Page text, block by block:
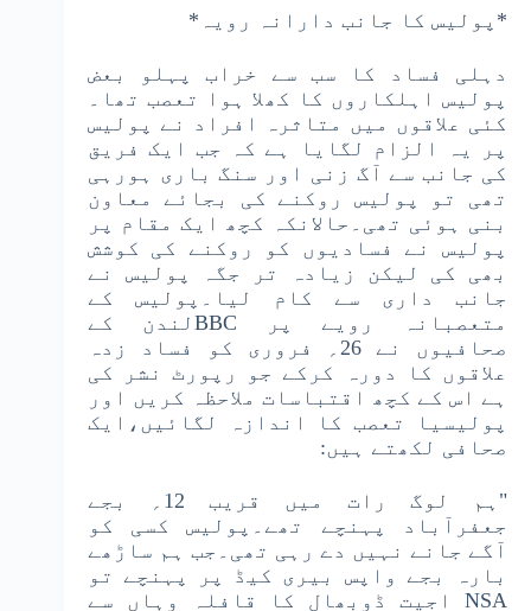
*پولیس کا جانب دارانہ رویہ*
دہلی فساد کا سب سے خراب پہلو بعض
پولیس اہلکاروں کا کھلا ہوا تعصب تھا۔
کئی علاقوں میں متاثرہ افراد نے پولیس
پر یہ الزام لگایا ہے کہ جب ایک فریق
کی جانب سے آگ زنی اور سنگ باری ہورہی
تھی تو پولیس روکنے کی بجائے معاون
بنی ہوئی تھی۔حالانکہ کچھ ایک مقام پر
پولیس نے فسادیوں کو روکنے کی کوشش
بھی کی لیکن زیادہ تر جگہ پولیس نے
جانب داری سے کام لیا۔پولیس کے
متعصبانہ رویے پر BBCلندن کے
صحافیوں نے 26؍ فروری کو فساد زدہ
علاقوں کا دورہ کرکے جو رپورٹ نشر کی
ہے اس کے کچھ اقتباسات ملاحظہ کریں اور
پولیسیا تعصب کا اندازہ لگائیں،ایک
صحافی لکھتے ہیں:
"ہم لوگ رات میں قریب 12؍ بجے
جعفرآباد پہنچے تھے۔پولیس کسی کو
آگے جانے نہیں دے رہی تھی۔جب ہم ساڑھے
بارہ بجے واپس بیری کیڈ پر پہنچے تو
NSA اجیت ڈوبھال کا قافلہ وہاں سے